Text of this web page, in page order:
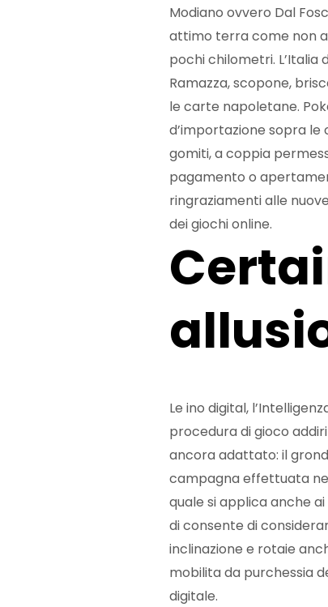
Modiano ovvero Dal
attimo terra come non
pochi chilometri. L’Italia
Ramazza, scopone,
le carte napoletane.
d’importazione sopra
gomiti, a coppia
pagamento o
ringraziamenti alle
dei giochi online.
Le ino digital,
procedura di gioco
ancora adattato: il
campagna effettuata
quale si applica anche
di consente di
inclinazione e rotaie
mobilita da purchessia
digitale.